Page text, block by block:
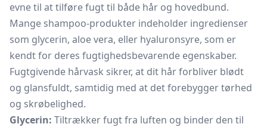
evne til at tilføre fugt til både hår og hovedbund.
Mange shampoo-produkter indeholder ingredienser
som glycerin, aloe vera, eller hyaluronsyre, som er
kendt for deres fugtighedsbevarende egenskaber.
Fugtgivende hårvask sikrer, at dit hår forbliver blødt
og glansfuldt, samtidig med at det forebygger tørhed
og skrøbelighed.
Glycerin: Tiltrækker fugt fra luften og binder den til